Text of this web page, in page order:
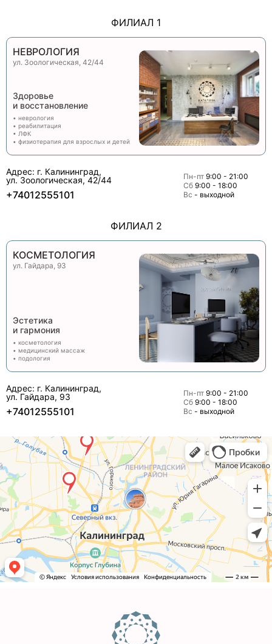
ФИЛИАЛ 1
НЕВРОЛОГИЯ
ул. Зоологическая, 42/44
Здоровье
и восстановление
• неврология
• реабилитация
• ЛФК
• физиотерапия для взрослых и детей
Адрес: г. Калининград,
ул. Зоологическая, 42/44
+74012555101
Пн-пт 9:00 - 21:00
Сб 9:00 - 18:00
Вс - выходной
ФИЛИАЛ 2
КОСМЕТОЛОГИЯ
ул. Гайдара, 93
Эстетика
и гармония
• косметология
• медицинский массаж
• подология
Адрес: г. Калининград,
ул. Гайдара, 93
+74012555101
Пн-пт 9:00 - 21:00
Сб 9:00 - 18:00
Вс - выходной